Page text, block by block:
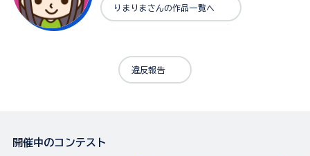
りまりまさんの作品一覧へ
違反報告
開催中のコンテスト